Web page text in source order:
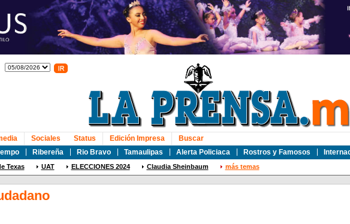
Ribereña Rio Bravo Tamaulipas Alerta Policiaca Rostros y Famosos
Sociales Status Edición Impresa Buscar
Texas UAT ELECCIONES 2024 Claudia Sheinbaum más temas